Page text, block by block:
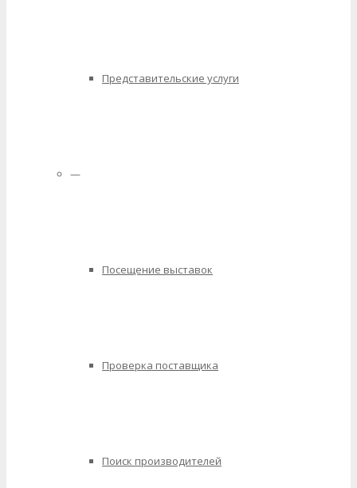
Представительские услуги
—
Посещение выставок
Проверка поставщика
Поиск производителей